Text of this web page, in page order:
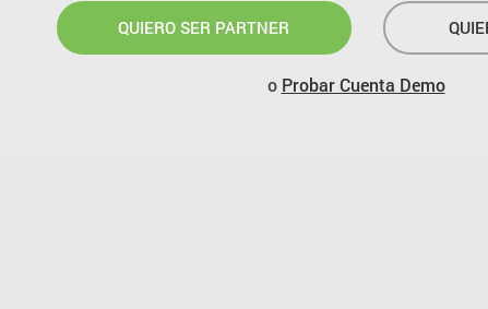
QUIERO SER PARTNER
o Probar Cuenta Demo